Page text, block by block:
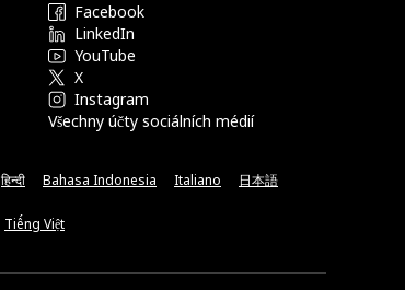
Facebook
LinkedIn
YouTube
X
Instagram
Všechny účty sociálních médií
हिन्दी Bahasa Indonesia Italiano 日本語
Tiếng Việt